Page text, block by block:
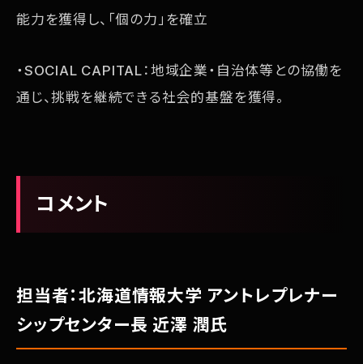
能力を獲得し、「個の力」を確立
・SOCIAL CAPITAL：地域企業・自治体等との協働を
通じ、挑戦を継続できる社会的基盤を獲得。
コメント
担当者：北海道情報大学 アントレプレナー
シップセンター長 近澤 潤氏